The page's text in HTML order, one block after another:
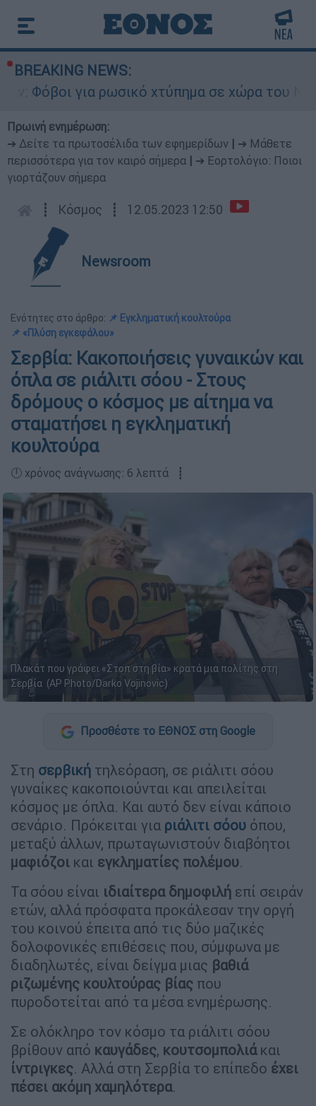
BREAKING NEWS:
για ρωσικό χτύπημα σε χώρα του ΝΑΤΟ - Τα
Πρωινή ενημέρωση:
➔ Δείτε τα πρωτοσέλιδα των εφημερίδων
➔ Μάθετε
περισσότερα για τον καιρό σήμερα
➔ Εορτολόγιο: Ποιοι
γιορτάζουν σήμερα
┋ Κόσμος ┋ 12.05.2023 12:50
Newsroom
Ενότητες στο άρθρο: 📌 Εγκληματική κουλτούρα
📌 «Πλύση εγκεφάλου»
Σερβία: Κακοποιήσεις γυναικών και
όπλα σε ριάλιτι σόου - Στους
δρόμους ο κόσμος με αίτημα να
σταματήσει η εγκληματική
κουλτούρα
🕛 χρόνος ανάγνωσης: 6 λεπτά ┋
Πλακάτ που γράφει «Στοπ στη βία» κρατά μια πολίτης στη
Σερβία (AP Photo/Darko Vojinovic)
Προσθέστε το ΕΘΝΟΣ στη Google
Στη σερβική τηλεόραση, σε ριάλιτι σόου
γυναίκες κακοποιούνται και απειλείται
κόσμος με όπλα. Και αυτό δεν είναι κάποιο
σενάριο. Πρόκειται για ριάλιτι σόου όπου,
μεταξύ άλλων, πρωταγωνιστούν διαβόητοι
μαφιόζοι και εγκληματίες πολέμου.
Τα σόου είναι ιδιαίτερα δημοφιλή επί σειράν
ετών, αλλά πρόσφατα προκάλεσαν την οργή
του κοινού έπειτα από τις δύο μαζικές
δολοφονικές επιθέσεις που, σύμφωνα με
διαδηλωτές, είναι δείγμα μιας βαθιά
ριζωμένης κουλτούρας βίας που
πυροδοτείται από τα μέσα ενημέρωσης.
Σε ολόκληρο τον κόσμο τα ριάλιτι σόου
βρίθουν από καυγάδες, κουτσομπολιάκαι
ίντριγκες. Αλλά στη Σερβία το επίπεδο έχει
πέσει ακόμη χαμηλότερα.